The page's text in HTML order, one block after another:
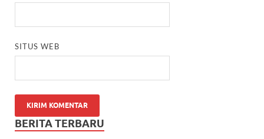
SITUS WEB
BERITA TERBARU